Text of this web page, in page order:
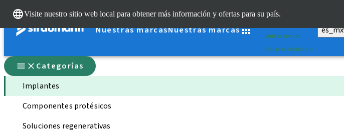
Visite nuestro sitio web local para obtener más información y ofertas para su país.
Nuestras marcasNuestras marcas
Dr. Portal
Autoservicio
Enlaces rápidos
es_mx
Categorías
Implantes
Componentes protésicos
Soluciones regenerativas